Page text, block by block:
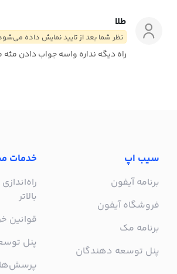
طلا
نظر شما بعد از تایید نمایش داده
راه دیگه نداره واسه جواب دادن مثه
سیب اپ
برنامه آیفون
فروشگاه آیفون
برنامه مک
پنل توسعه دهندگان
خدمات
بالاتر
قوانین
پنل